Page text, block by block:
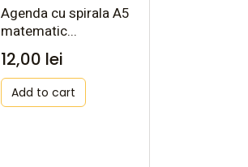
Agenda cu spirala A5
matematic...
12,00 lei
Add to cart